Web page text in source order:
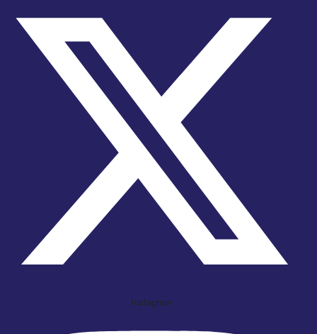
Instagram